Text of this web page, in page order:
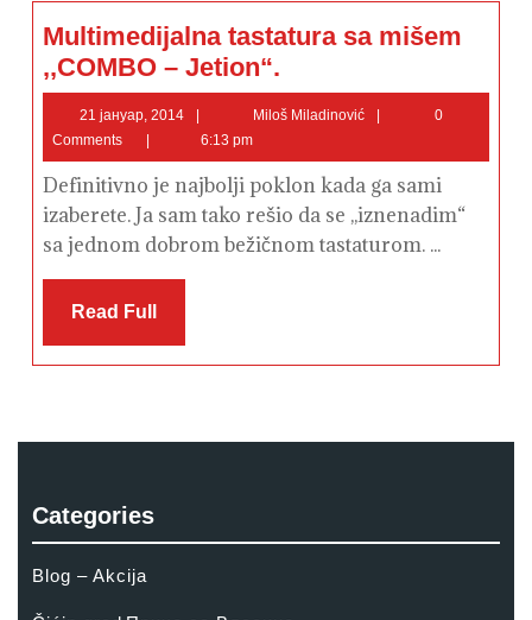
Multimedijalna tastatura sa mišem
,,COMBO – Jetion“.
sa
mišem
Jetion“.
21 јануар, 2014
јануар,
Miloš Miladinović
0
Comments
6:13 pm
Definitivno je najbolji poklon kada ga sami
izaberete. Ja sam tako rešio da se ,,iznenadim“
sa jednom dobrom bežičnom tastaturom. ...
Read Full Read
Categories
Blog – Akcija